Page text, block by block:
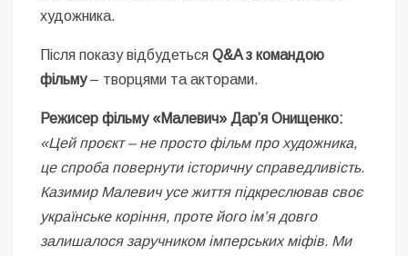
художника.
Після показу відбудетьсяQ&A з командою
фільму– творцями та акторами.
Режисер фільму «Малевич» Дарʼя Онищенко:
«Цей проєкт – не просто фільм про художника,
це спроба повернути історичну справедливість.
Казимир Малевич усе життя підкреслював своє
українське коріння, проте його ім’я довго
залишалося заручником імперських міфів. Ми